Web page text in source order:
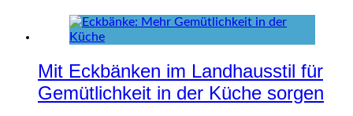
Mit Eckbänken im Landhausstil für
Gemütlichkeit in der Küche sorgen